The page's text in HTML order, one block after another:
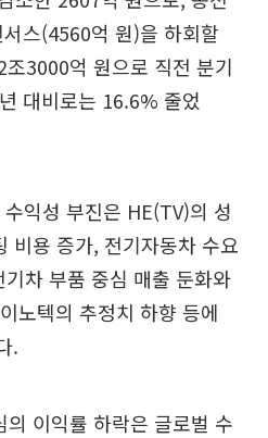
스(4560억 원)을 하회할
3000억 원으로 직전 분기
대비로는 16.6% 줄었
익성 부진은 HE(TV)의 성
비용 증가, 전기자동차 수요
차 부품 중심 매출 둔화와
노텍의 추정치 하향 등에
.
의 이익률 하락은 글로벌 수